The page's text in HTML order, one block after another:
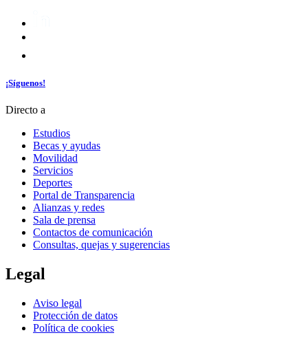
¡Síguenos!
Directo a
Estudios
Becas y ayudas
Movilidad
Servicios
Deportes
Portal de Transparencia
Alianzas y redes
Sala de prensa
Contactos de comunicación
Consultas, quejas y sugerencias
Legal
Aviso legal
Protección de datos
Política de cookies